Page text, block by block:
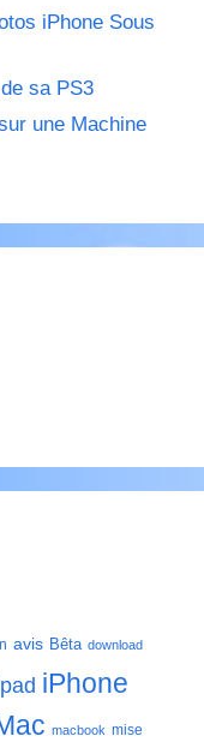
iPhone Sous
sa PS3
une Machine
avis Bêta download
iPhone
macbook mise